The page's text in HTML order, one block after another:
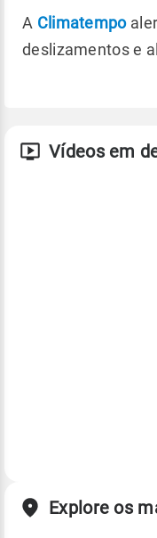
A Climatempo
deslizamentos e
Vídeos em
Explore os